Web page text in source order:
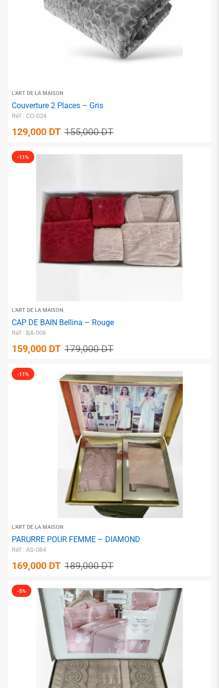
L'ART DE LA MAISON
Couverture 2 Places – Gris
Réf : CO-024
155,000DT
129,000 DT
-11%
L'ART DE LA MAISON
CAP DE BAIN Bellina – Rouge
Réf : BA-006
179,000DT
159,000 DT
-11%
L'ART DE LA MAISON
PARURRE POUR FEMME – DIAMOND
Réf : AS-084
189,000DT
169,000 DT
-5%
✱